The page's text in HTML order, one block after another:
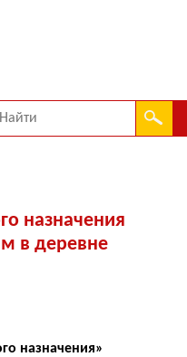
назначения
в деревне
назначения»